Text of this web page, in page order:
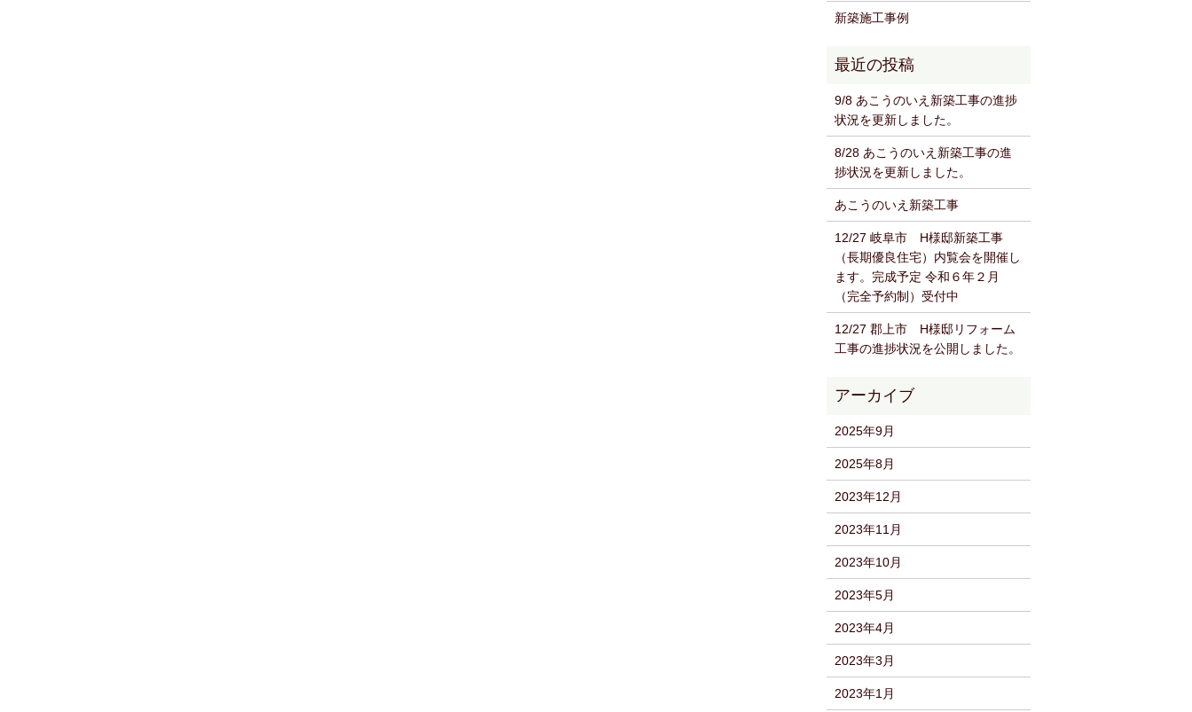
新築施工事例
9/8 あこうのいえ新築工事の進捗
状況を更新しました。
8/28 あこうのいえ新築工事の進
捗状況を更新しました。
あこうのいえ新築工事
12/27 岐阜市 H様邸新築工事
（長期優良住宅）内覧会を開催し
ます。完成予定 令和６年２月
（完全予約制）受付中
12/27 郡上市 H様邸リフォーム
工事の進捗状況を公開しました。
2025年9月
2025年8月
2023年12月
2023年11月
2023年10月
2023年5月
2023年4月
2023年3月
2023年1月